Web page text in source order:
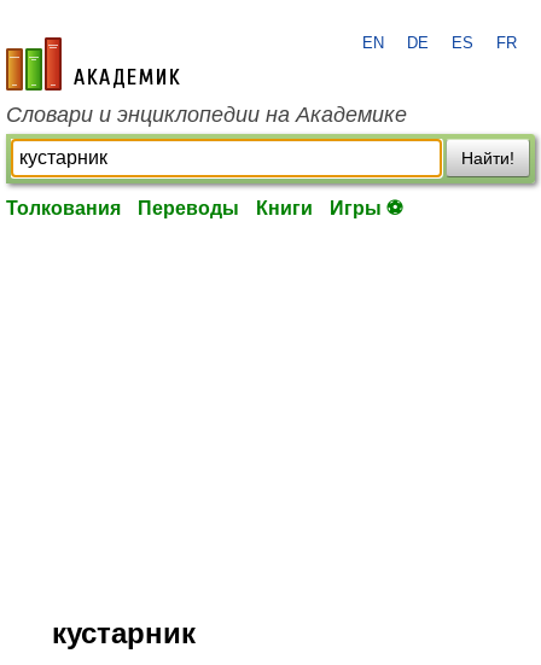
academic.ru
EN DE ES FR
Словари и энциклопедии на Академике
Найти!
Толкования Переводы Книги Игры ⚽
кустарник